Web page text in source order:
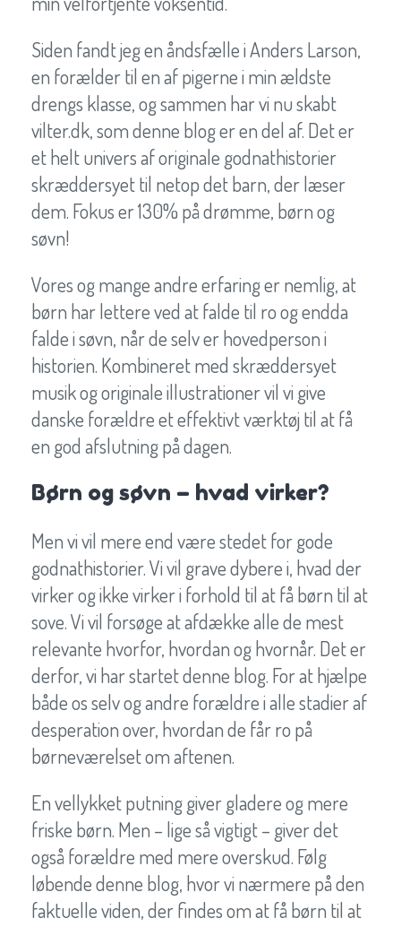
Siden fandt jeg en åndsfælle i Anders Larson,
en forælder til en af pigerne i min ældste
drengs klasse, og sammen har vi nu skabt
vilter.dk, som denne blog er en del af. Det er
et helt univers af originale godnathistorier
skræddersyet til netop det barn, der læser
dem. Fokus er 130% på drømme, børn og
søvn!
Vores og mange andre erfaring er nemlig, at
børn har lettere ved at falde til ro og endda
falde i søvn, når de selv er hovedperson i
historien. Kombineret med skræddersyet
musik og originale illustrationer vil vi give
danske forældre et effektivt værktøj til at få
en god afslutning på dagen.
Børn og søvn – hvad virker?
Men vi vil mere end være stedet for gode
godnathistorier. Vi vil grave dybere i, hvad der
virker og ikke virker i forhold til at få børn til at
sove. Vi vil forsøge at afdække alle de mest
relevante hvorfor, hvordan og hvornår. Det er
derfor, vi har startet denne blog. For at hjælpe
både os selv og andre forældre i alle stadier af
desperation over, hvordan de får ro på
børneværelset om aftenen.
En vellykket putning giver gladere og mere
friske børn. Men – lige så vigtigt – giver det
også forældre med mere overskud. Følg
løbende denne blog, hvor vi nærmere på den
faktuelle viden, der findes om at få børn til at